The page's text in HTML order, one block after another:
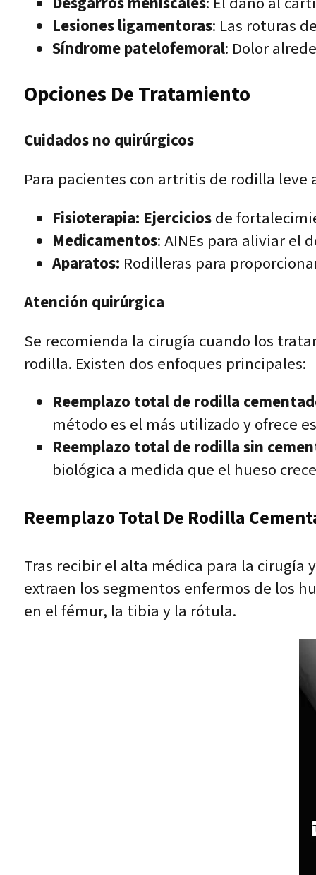
Lesiones ligamentoras: Las roturas
Síndrome patelofemoral: Dolor
Opciones De Tratamiento
Cuidados no quirúrgicos
Para pacientes con artritis de rodilla
Fisioterapia: Ejerciciosde
Medicamentos: AINEs para aliviar el
Aparatos: Rodilleras para
Atención quirúrgica
Se recomienda la cirugía cuando los
rodilla. Existen dos enfoques principales:
Reemplazo total de rodilla
método es el más utilizado y ofrece
Reemplazo total de rodilla sin
biológica a medida que el hueso
Reemplazo Total De Rodilla
Tras recibir el alta médica para la cirugía
extraen los segmentos enfermos de los
en el fémur, la tibia y la rótula.